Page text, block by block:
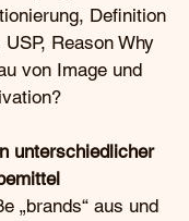
Definition
Reason Why
von Image und
unterschiedlicher
„brands“ aus und